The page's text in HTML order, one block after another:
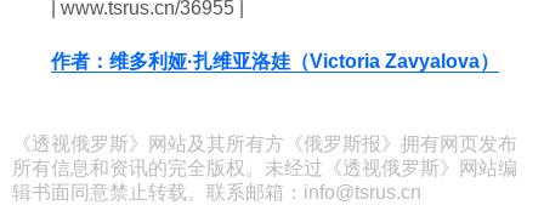
| www.tsrus.cn/36955 |
作者：维多利娅·扎维亚洛娃（Victoria Zavyalova）
《透视俄罗斯》网站及其所有方《俄罗斯报》拥有网页发布
所有信息和资讯的完全版权。未经过《透视俄罗斯》网站编
辑书面同意禁止转载。联系邮箱：info@tsrus.cn